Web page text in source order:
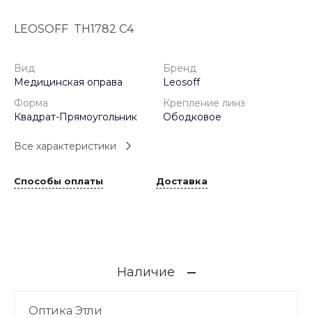
LEOSOFF TH1782 C4
Вид
Медицинская оправа
Бренд
Leosoff
Форма
Квадрат-Прямоугольник
Крепление линз
Ободковое
Все характеристики
Способы оплаты Доставка
Наличие
Оптика Этли